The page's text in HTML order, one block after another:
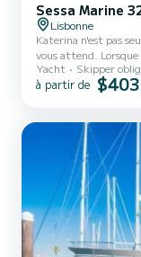
Sessa Marine
Lisbonne
Katerina n'est pas
vous attend. Lorsque vous monterez à bord de ce navire, vous aurez
certainement de
en bateau le long de
personnaliser la
unique.
Yacht Skipper
à partir de